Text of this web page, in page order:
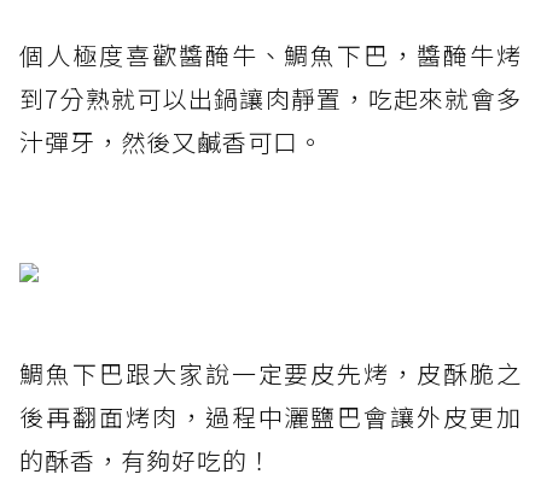
個人極度喜歡醬醃牛、鯛魚下巴，醬醃牛烤
到7分熟就可以出鍋讓肉靜置，吃起來就會多
汁彈牙，然後又鹹香可口。
鯛魚下巴跟大家說一定要皮先烤，皮酥脆之
後再翻面烤肉，過程中灑鹽巴會讓外皮更加
的酥香，有夠好吃的！